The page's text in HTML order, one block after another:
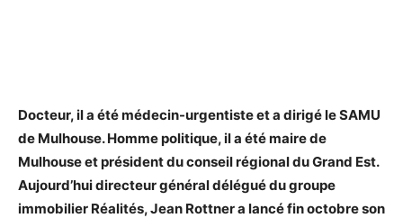
Docteur, il a été médecin-urgentiste et a dirigé le SAMU
de Mulhouse. Homme politique, il a été maire de
Mulhouse et président du conseil régional du Grand Est.
Aujourd’hui directeur général délégué du groupe
immobilier Réalités, Jean Rottner a lancé fin octobre son